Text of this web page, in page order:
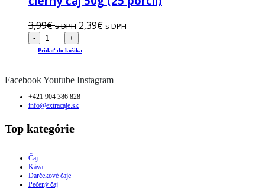
3,99€ s DPH 2,39€ s DPH
- +
Pridať do košíka
FacebookYoutube Instagram
+421 904 386 828
info@extracaje.sk
Top kategórie
Čaj
Káva
Darčekové čaje
Pečený čaj